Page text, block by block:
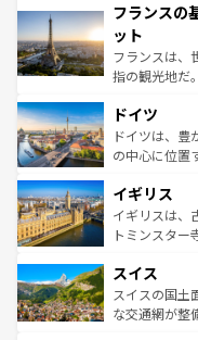
ませてくれる
なお、新着の
しい。
文化が根付く
れる闘牛、そ
る。首都マド
アートに溢れ
せる。地方に
ンテンツ一覧
フランスの
ット
フランスは、
指の観光地だ
で、幅広い魅
聖堂、美しい
から魅了する
いる。シャン
香り高いラベ
らに、パリ以
れる地方に足
を参照してほ
ドイツ
ドイツは、豊
の中心に位置
顔を持つこの
ルリンの文化
してライン川
は、お酒好きな人
ドイツ情報は
イギリス
イギリスは、
トミンスター
リアごとに異
ティー、ビー
戦など、本場
スイス
スイスの国土
な交通網が整